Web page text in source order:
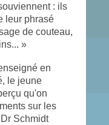
: ils
leur phrasé
de couteau,
»
en
le jeune
qu'on
sur les
Schmidt